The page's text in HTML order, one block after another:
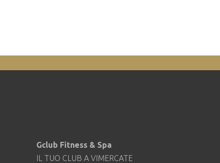
Gclub Fitness & Spa
IL TUO CLUB A VIMERCATE